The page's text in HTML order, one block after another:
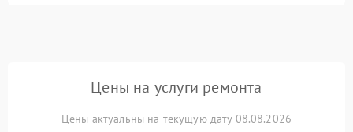
Цены на услуги ремонта
Цены актуальны на текущую дату 08.08.2026